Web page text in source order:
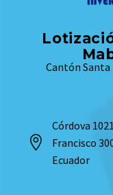
Cantón Santa
Córdova
Francisco
Ecuador